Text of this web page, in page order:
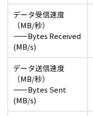
データ受信速度
（MB/秒）
――Bytes Received
(MB/s)
データ送信速度
（MB/秒）
――Bytes Sent
(MB/s)